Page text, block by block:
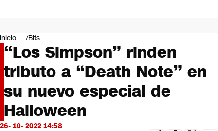
Negocios
Deportes
Programas completos
Cultura
Servicios
Bits
CNN tiempo
Futuro 360
Inicio Bits
“Los Simpson” rinden
tributo a “Death Note” en
su nuevo especial de
Halloween
26- 10- 2022 14:58